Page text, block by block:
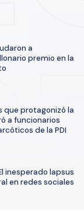
a
premio en la
que protagonizó la
a funcionarios
de la PDI
inesperado lapsus
en redes sociales